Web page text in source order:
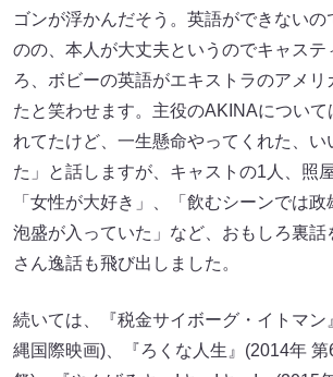
ゴンが浮かんだそう。英語ができないの
のの、本人が大丈夫というのでキャステ
ろ、ボビーの英語がエキストラのアメリ
たと笑わせます。主役のAKINAについて
れてたけど、一生懸命やってくれた、い
た」と話しますが、キャストの1人、照
「女性が大好き」、「飲むシーンでは
泡盛が入っていた」など、おもしろ裏話
さん逸話も飛び出しました。
続いては、『税金サイボーグ・イトマン
縄国際映画)、『ろくな人生』(2014年